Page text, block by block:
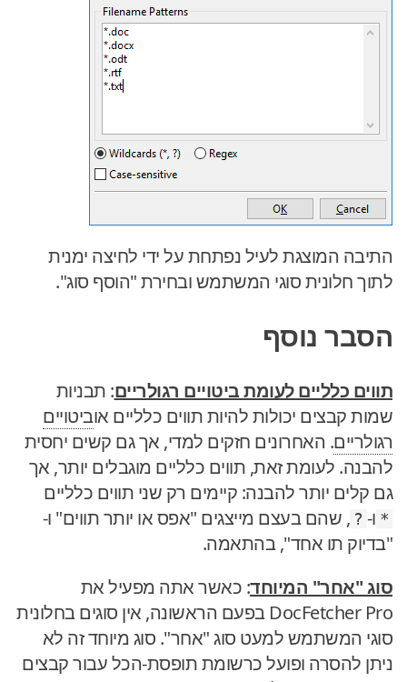
התיבה המוצגת לעיל נפתחת על ידי לחיצה ימנית
לתוך חלונית סוגי המשתמש ובחירת "הוסף סוג".
הסבר נוסף
תווים כלליים לעומת ביטויים רגולריים: תבניות
שמות קבצים יכולות להיות תווים כלליים אוביטויים
רגולריים. האחרונים חזקים למדי, אך גם קשים יחסית
להבנה. לעומת זאת, תווים כלליים מוגבלים יותר, אך
גם קלים יותר להבנה: קיימים רק שני תווים כלליים
* ו- ? , שהם בעצם מייצגים "אפס או יותר תווים" ו-
"בדיוק תו אחד", בהתאמה.
סוג "אחר" המיוחד: כאשר אתה מפעיל את
DocFetcher Pro בפעם הראשונה, אין סוגים בחלונית
סוגי המשתמש למעט סוג "אחר". סוג מיוחד זה לא
ניתן להסרה ופועל כרשומת תופסת-הכל עבור קבצים